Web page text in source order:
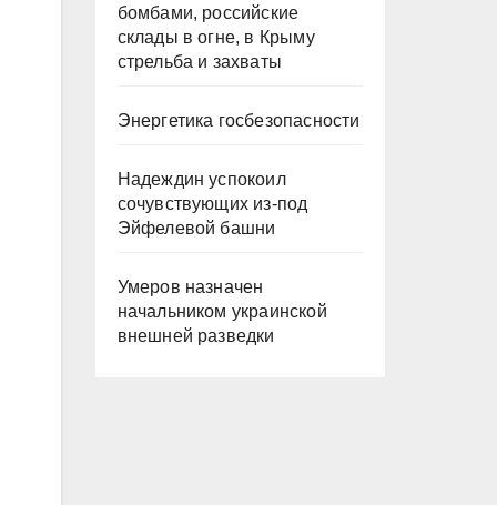
бомбами, российские
склады в огне, в Крыму
стрельба и захваты
Энергетика госбезопасности
Надеждин успокоил
сочувствующих из-под
Эйфелевой башни
Умеров назначен
начальником украинской
внешней разведки